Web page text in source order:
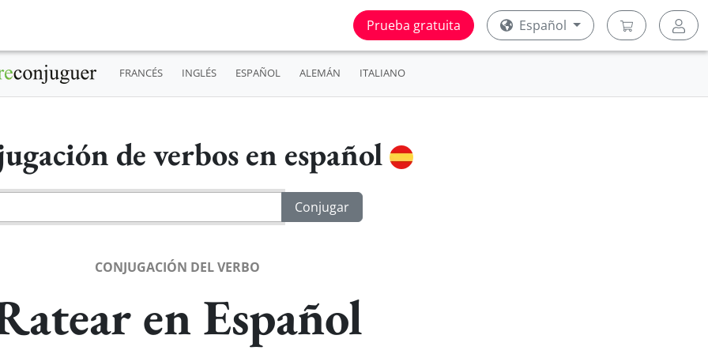
Prueba gratuita Español
FRANCÉS INGLÉS ESPAÑOL ALEMÁN ITALIANO
de verbos en español
CONJUGACIÓN DEL VERBO
en Español